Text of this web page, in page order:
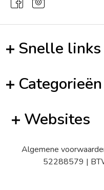
Snelle links
Categorieën
Websites
Algemene
52288579 |